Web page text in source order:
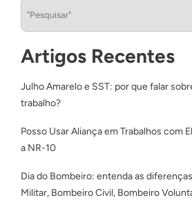
Artigos Recentes
Julho Amarelo e SST: por que falar
trabalho?
Posso Usar Aliança em Trabalhos com
a NR-10
Dia do Bombeiro: entenda as
Militar, Bombeiro Civil, Bombeiro